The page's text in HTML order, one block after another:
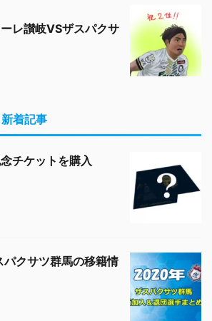
レ讃岐VSザスパクサ
着記事
チケットを購入
クサツ群馬の移籍情